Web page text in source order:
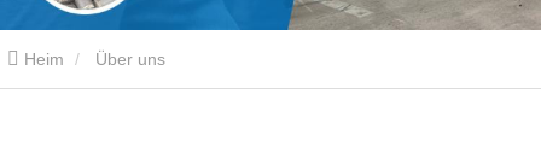
Heim Über uns